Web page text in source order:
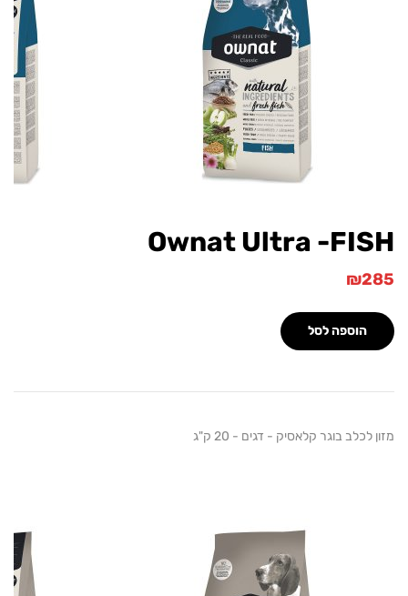
Ownat Ultra -
לסל
בוגר קלאסיק - דגים - 20 ק"ג